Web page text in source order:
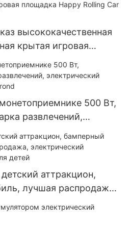
высококачественная
крытая игровая
Car Развлекательная
500 Вт,
развлечений,
автомобиль Grond
аттракцион,
лучшая распродажа,
автомобиль для